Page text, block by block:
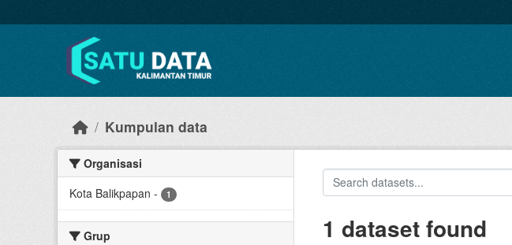
Kumpulan data
Organisasi
Kota Balikpapan - 1
Grup 1 dataset found